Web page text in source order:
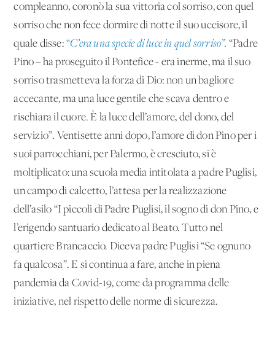
compleanno, coronò la sua vittoria col sorriso, con quel
sorriso che non fece dormire di notte il suo uccisore, il
quale disse:“C’era una specie di luce in quel sorriso”. “Padre
Pino – ha proseguito il Pontefice - era inerme, ma il suo
sorriso trasmetteva la forza di Dio: non un bagliore
accecante, ma una luce gentile che scava dentro e
rischiara il cuore. È la luce dell’amore, del dono, del
servizio”. Ventisette anni dopo, l’amore di don Pino per i
suoi parrocchiani, per Palermo, è cresciuto, si è
moltiplicato: una scuola media intitolata a padre Puglisi,
un campo di calcetto, l’attesa per la realizzazione
dell’asilo “I piccoli di Padre Puglisi, il sogno di don Pino, e
l’erigendo santuario dedicato al Beato. Tutto nel
quartiere Brancaccio. Diceva padre Puglisi “Se ognuno
fa qualcosa”. E si continua a fare, anche in piena
pandemia da Covid-19, come da programma delle
iniziative, nel rispetto delle norme di sicurezza.